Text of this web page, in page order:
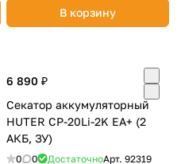
В корзину
6 890 ₽
Секатор аккумуляторный
HUTER CP-20Li-2K EA+ (2
АКБ, ЗУ)
0 0 ДостаточноАрт. 92319